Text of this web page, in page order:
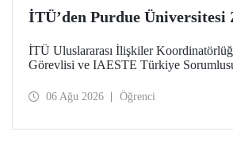
İTÜ’den Purdue Üniversitesi
İTÜ Uluslararası İlişkiler
Görevlisi ve IAESTE Türkiye
Temmuz tarihlerinde ABD’de dünyanın
06 Ağu 2026 Öğrenci